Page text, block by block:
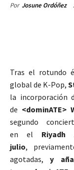
Por Josune Ordóñez
Tras el rotundo
global de K-Pop,
la incorporación
de <dominATE>
segundo
en el
julio,
agotadas, y